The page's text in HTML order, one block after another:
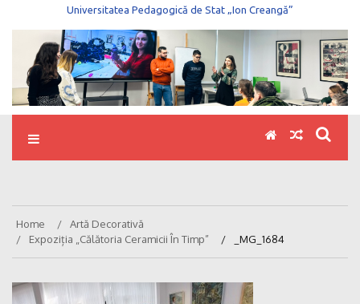
Universitatea Pedagogică de Stat „Ion Creangă”
Home
Artă Decorativă
Expoziția „Călătoria Ceramicii În Timp”
_MG_1684